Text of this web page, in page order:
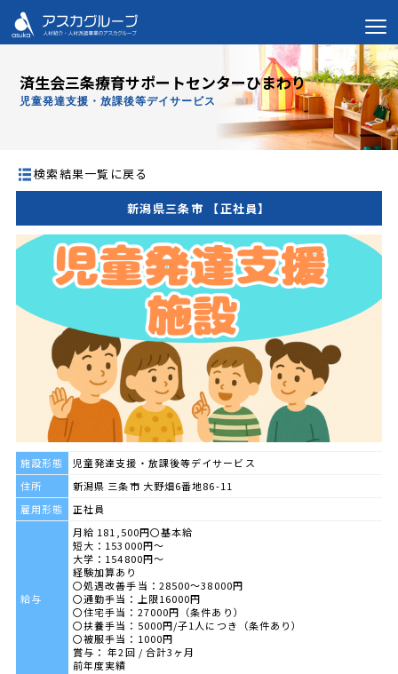
済生会三条療育サポートセンターひまわり
児童発達支援・放課後等デイサービス
検索結果一覧に戻る
新潟県三条市 【正社員】
施設形態
児童発達支援・放課後等デイサービス
住所
新潟県 三条市 大野畑6番地86-11
雇用形態
正社員
給与
月給 181,500円〇基本給
短大：153000円～
大学：154800円～
経験加算あり
〇処遇改善手当：28500～38000円
〇通勤手当：上限16000円
〇住宅手当：27000円（条件あり）
〇扶養手当：5000円/子1人につき（条件あり）
〇被服手当：1000円
賞与： 年2回 / 合計3ヶ月
前年度実績